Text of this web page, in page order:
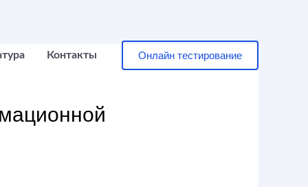
Контакты Онлайн тестирование